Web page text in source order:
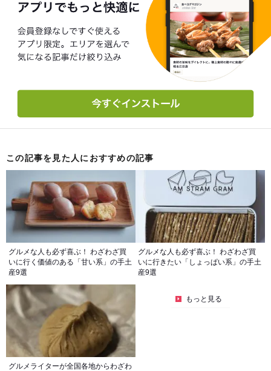
この記事を見た人におすすめの記事
グルメな人も必ず喜ぶ！ わざわざ買
いに行く価値のある「甘い系」の手土
産9選
グルメな人も必ず喜ぶ！ わざわざ買
いに行きたい「しょっぱい系」の手土
産9選
グルメライターが全国各地からわざわ
もっと見る